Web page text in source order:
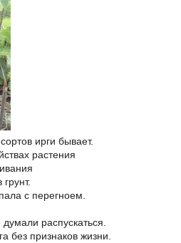
ирги бывает.
растения
с перегноем.
распускаться.
без признаков жизни.